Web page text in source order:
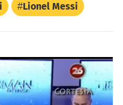
Lionel Messi